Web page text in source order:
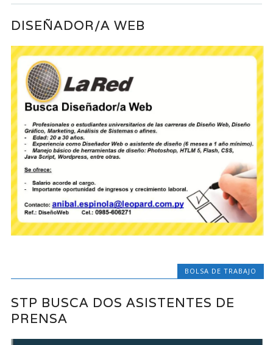
DISEÑADOR/A WEB
BOLSA DE TRABAJO
STP BUSCA DOS ASISTENTES DE
PRENSA